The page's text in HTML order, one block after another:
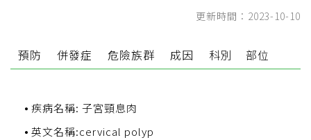
更新時間：2023-10-10
預防 併發症 危險族群 成因 科別 部位
疾病名稱: 子宮頸息肉
英文名稱:cervical polyp